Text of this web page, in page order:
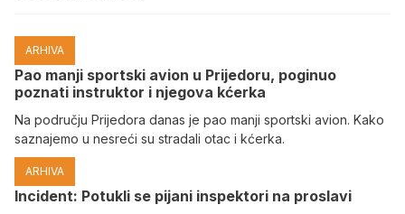
ARHIVA
Pao manji sportski avion u Prijedoru, poginuo
poznati instruktor i njegova kćerka
Na području Prijedora danas je pao manji sportski avion. Kako
saznajemo u nesreći su stradali otac i kćerka.
ARHIVA
Incident: Potukli se pijani inspektori na proslavi